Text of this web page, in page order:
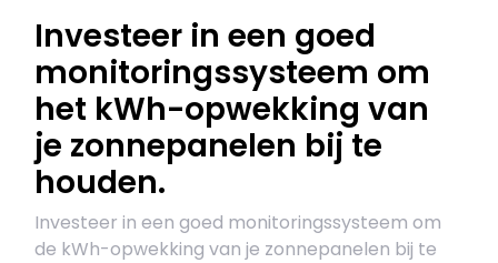
Investeer in een goed
monitoringssysteem om
het kWh-opwekking van
je zonnepanelen bij te
houden.
Investeer in een goed monitoringssysteem om
de kWh-opwekking van je zonnepanelen bij te